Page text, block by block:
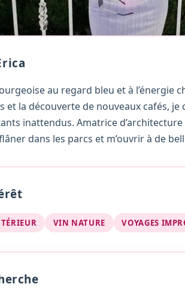
au regard bleu et à l’énergie
la découverte de nouveaux cafés, je
inattendus. Amatrice
dans les parcs et m’ouvrir à de
VIN NATURE VOYAGES